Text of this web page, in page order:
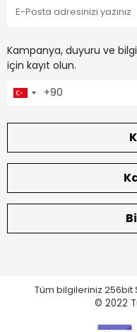
Kampanya, duyuru ve
için kayıt olun.
Tüm bilgileriniz 256bit
© 2022